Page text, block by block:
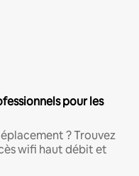
pour les
? Trouvez
wifi haut débit et